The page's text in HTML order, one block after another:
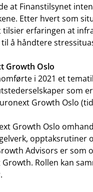
at Finanstilsynet
Etter hvert som
tilsier erfaringen at
å håndtere
Growth Oslo
i 2021 et
som
Growth Oslo
Growth Oslo
opptaksrutiner
Advisors er
Rollen kan